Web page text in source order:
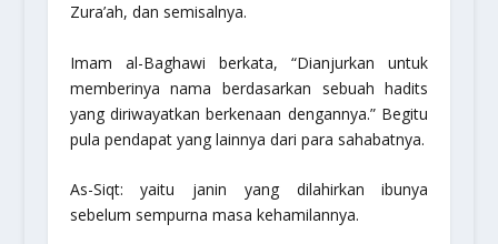
Zura’ah, dan semisalnya.
Imam al-Baghawi berkata, “Dianjurkan untuk
memberinya nama berdasarkan sebuah hadits
yang diriwayatkan berkenaan dengannya.” Begitu
pula pendapat yang lainnya dari para sahabatnya.
As-Siqt: yaitu janin yang dilahirkan ibunya
sebelum sempurna masa kehamilannya.